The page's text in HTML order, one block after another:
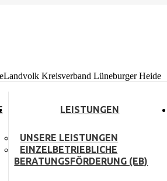
Landvolk Kreisverband Lüneburger Heide
LEISTUNGEN
UNSERE LEISTUNGEN
EINZELBETRIEBLICHE
BERATUNGSFÖRDERUNG (EB)